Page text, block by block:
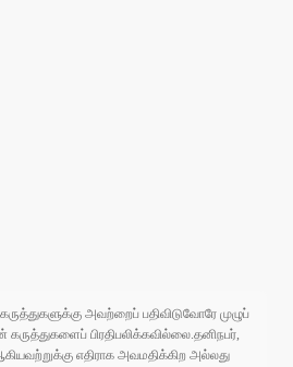
அவற்றைப் பதிவிடுவோரே முழுப்
பிரதிபலிக்கவில்லை.தனிநபர்,
எதிராக அவமதிக்கிற அல்லது